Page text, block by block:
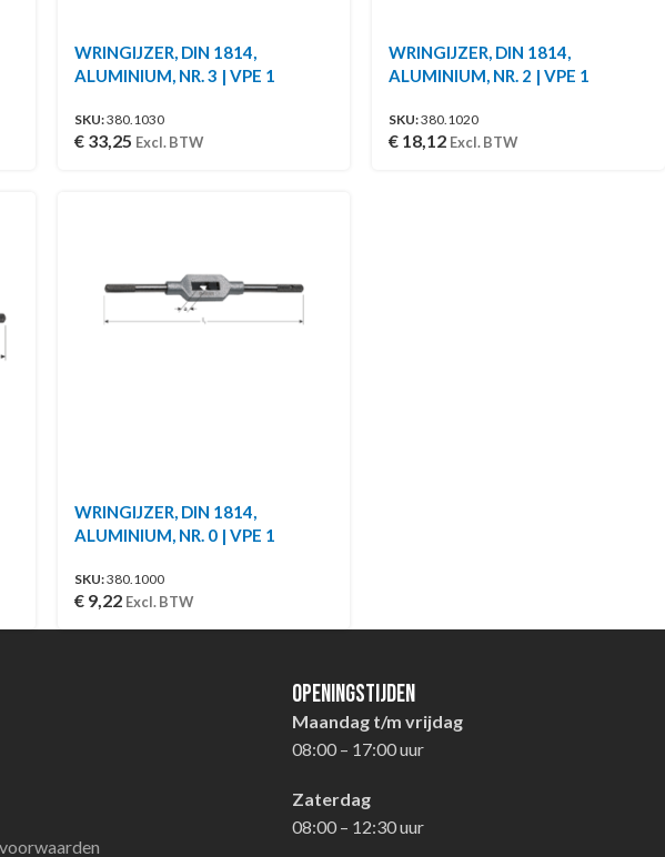
WRINGIJZER, DIN 1814,
ALUMINIUM, NR. 3 | VPE 1
SKU:380.1030
€33,25 Excl. BTW
WRINGIJZER, DIN 1814,
ALUMINIUM, NR. 2 | VPE 1
SKU:380.1020
€ 18,12 Excl. BTW
WRINGIJZER, DIN 1814,
ALUMINIUM, NR. 0 | VPE 1
SKU:380.1000
€9,22 Excl. BTW
Openingstijden
Maandag t/m vrijdag
08:00 – 17:00 uur
Zaterdag
08:00 – 12:30 uur